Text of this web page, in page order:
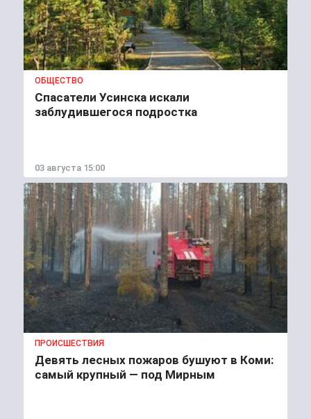
ОБЩЕСТВО
Спасатели Усинска искали
заблудившегося подростка
03 августа 15:00
ПРОИСШЕСТВИЯ
Девять лесных пожаров бушуют в Коми:
самый крупный — под Мирным